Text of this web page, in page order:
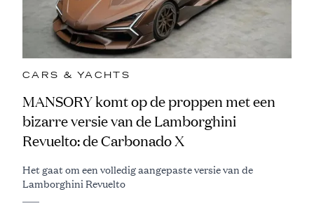
CARS & YACHTS
MANSORY komt op de proppen met een
bizarre versie van de Lamborghini
Revuelto: de Carbonado X
Het gaat om een volledig aangepaste versie van de
Lamborghini Revuelto